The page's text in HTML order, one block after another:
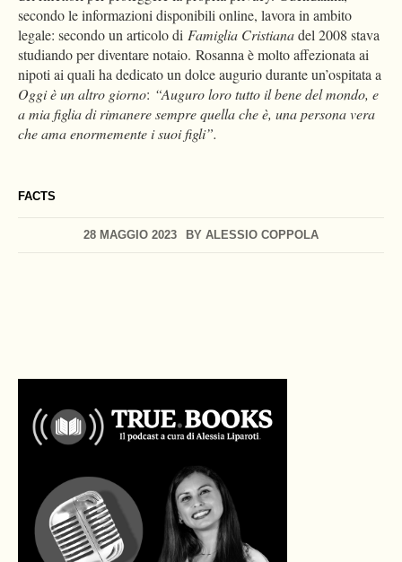
FACTS
28 MAGGIO 2023 BY ALESSIO COPPOLA
secondo le informazioni disponibili online, lavora in ambito
legale: secondo un articolo di Famiglia Cristianadel 2008 stava
studiando per diventare notaio. Rosanna è molto affezionata ai
nipoti ai quali ha dedicato un dolce augurio durante un’ospitata a
Oggi è un altro giorno: “Auguro loro tutto il bene del mondo, e
a mia figlia di rimanere sempre quella che è, una persona vera
che ama enormemente i suoi figli”.